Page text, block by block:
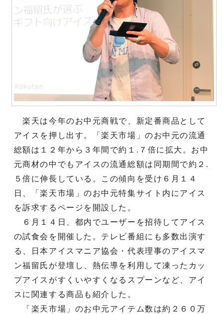
楽天は今年のお中元商戦で、新定番商品として
アイスを押し出す。「楽天市場」のお中元の流通
総額は１２年から３年間で約１.７倍に拡大。お中
元商材の中でもアイスの流通総額は同期間で約２.
５倍に伸長している。この傾向を受け６月１４
日、「楽天市場」のお中元特集サイト内にアイス
を訴求するページを開設した。
６月１４日、都内でユーザーを招待してアイス
の試食会を開催した。テレビ番組にも多数出演す
る、日本アイスマニア協会・代表理事のアイスマ
ン福留氏が登壇し、熱伝導を利用して凍ったカッ
プアイスがすくいやすくなるスプーンなど、アイ
スに関連する商品も紹介した。
「楽天市場」のお中元アイテム数は約２６０万